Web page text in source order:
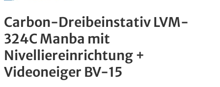
Carbon-Dreibeinstativ LVM-
324C Manba mit
Nivelliereinrichtung +
Videoneiger BV-15